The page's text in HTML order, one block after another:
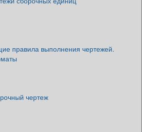
правила выполнения чертежей.
чертеж